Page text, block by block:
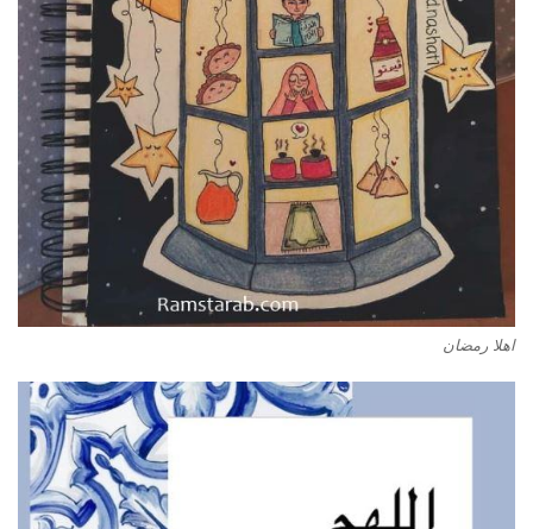
اهلا رمضان